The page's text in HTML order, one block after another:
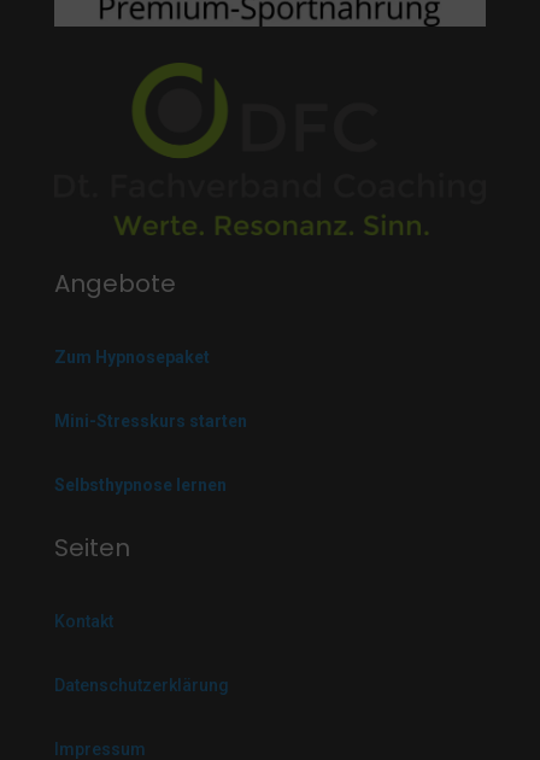
Angebote
Zum Hypnosepaket
Mini-Stresskurs starten
Selbsthypnose lernen
Seiten
Kontakt
Datenschutzerklärung
Impressum